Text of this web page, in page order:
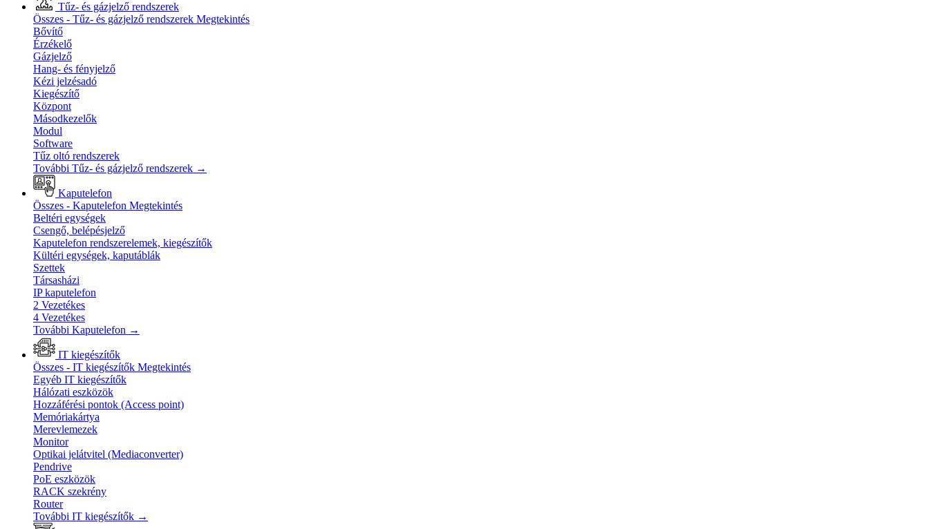
Tűz- és gázjelző rendszerek
Összes - Tűz- és gázjelző rendszerek Megtekintés
Bővítő
Érzékelő
Gázjelző
Hang- és fényjelző
Kézi jelzésadó
Kiegészítő
Központ
Másodkezelők
Modul
Software
Tűz oltó rendszerek
További Tűz- és gázjelző rendszerek →
Kaputelefon
Összes - Kaputelefon Megtekintés
Beltéri egységek
Csengő, belépésjelző
Kaputelefon rendszerelemek, kiegészítők
Kültéri egységek, kaputáblák
Szettek
Társasházi
IP kaputelefon
2 Vezetékes
4 Vezetékes
További Kaputelefon →
IT kiegészítők
Összes - IT kiegészítők Megtekintés
Egyéb IT kiegészítők
Hálózati eszközök
Hozzáférési pontok (Access point)
Memóriakártya
Merevlemezek
Monitor
Optikai jelátvitel (Mediaconverter)
Pendrive
PoE eszközök
RACK szekrény
Router
További IT kiegészítők →